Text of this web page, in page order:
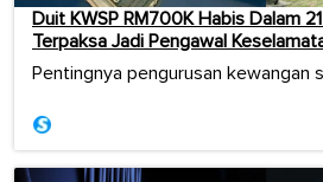
Duit KWSP RM700K Habis Dalam
Terpaksa Jadi Pengawal
Pentingnya pengurusan kewangan